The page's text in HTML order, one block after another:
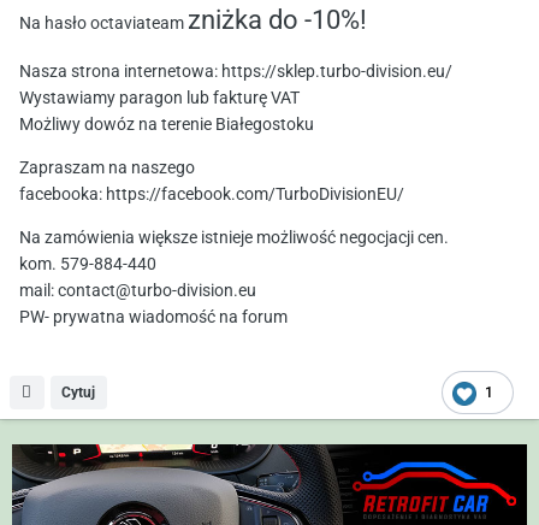
Na hasło octaviateam zniżka do -10%!
Nasza strona internetowa: https://sklep.turbo-division.eu/
Wystawiamy paragon lub fakturę VAT
Możliwy dowóz na terenie Białegostoku
Zapraszam na naszego
facebooka: https://facebook.com/TurboDivisionEU/
Na zamówienia większe istnieje możliwość negocjacji cen.
kom. 579-884-440
mail:contact@turbo-division.eu
PW- prywatna wiadomość na forum
1
Cytuj